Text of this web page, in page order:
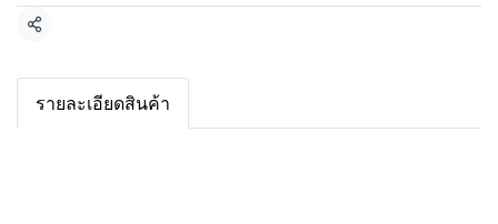
แชร์
รายละเอียดสินค้า